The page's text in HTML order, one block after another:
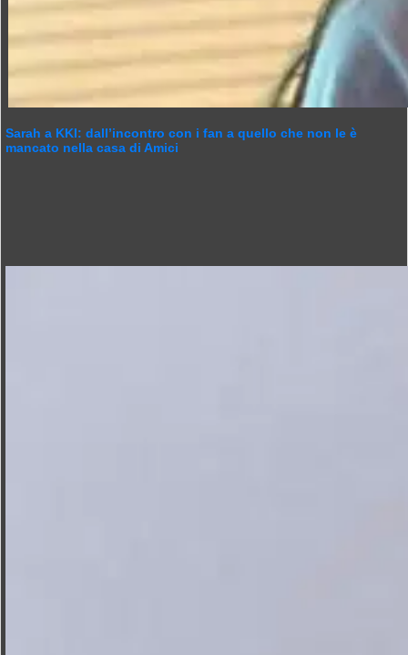
Sarah a KKI: dall’incontro con i fan a quello che non le è
mancato nella casa di Amici